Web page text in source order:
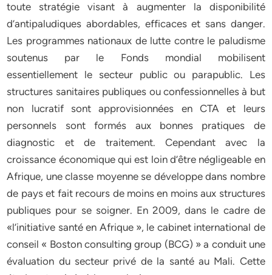
toute stratégie visant à augmenter la disponibilité
d’antipaludiques abordables, efficaces et sans danger.
Les programmes nationaux de lutte contre le paludisme
soutenus par le Fonds mondial mobilisent
essentiellement le secteur public ou parapublic. Les
structures sanitaires publiques ou confessionnelles à but
non lucratif sont approvisionnées en CTA et leurs
personnels sont formés aux bonnes pratiques de
diagnostic et de traitement. Cependant avec la
croissance économique qui est loin d’être négligeable en
Afrique, une classe moyenne se développe dans nombre
de pays et fait recours de moins en moins aux structures
publiques pour se soigner. En 2009, dans le cadre de
«l’initiative santé en Afrique », le cabinet international de
conseil « Boston consulting group (BCG) » a conduit une
évaluation du secteur privé de la santé au Mali. Cette